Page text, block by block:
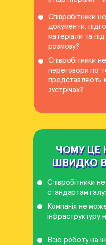
ЧОМУ ЦЕ
ШВИДКО
ЧОМУ ЦЕ
ШВИДКО
Співробітники
документи,
матеріали та
розмову?
Співробітники
переговори по
представляють
зустрічах?
Співробітники
стандартам
Компанія не
інфраструктуру
Всю роботу на